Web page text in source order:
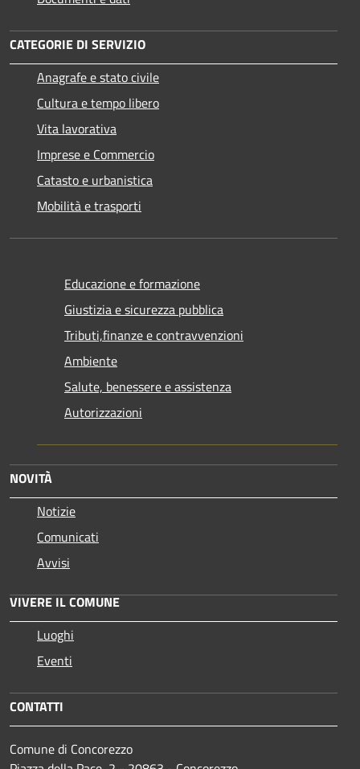
CATEGORIE DI SERVIZIO
Anagrafe e stato civile
Cultura e tempo libero
Vita lavorativa
Imprese e Commercio
Catasto e urbanistica
Mobilità e trasporti
Educazione e formazione
Giustizia e sicurezza pubblica
Tributi,finanze e contravvenzioni
Ambiente
Salute, benessere e assistenza
Autorizzazioni
NOVITÀ
Notizie
Comunicati
Avvisi
VIVERE IL COMUNE
Luoghi
Eventi
CONTATTI
Comune di Concorezzo